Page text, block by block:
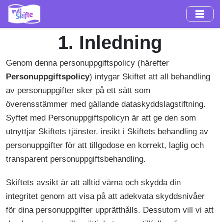
Hoppa
huvudinnehåll
1. Inledning
Genom denna personuppgiftspolicy (härefter
Personuppgiftspolicy) intygar Skiftet att all behandling
av personuppgifter sker på ett sätt som
överensstämmer med gällande dataskyddslagstiftning.
Syftet med Personuppgiftspolicyn är att ge den som
utnyttjar Skiftets tjänster, insikt i Skiftets behandling av
personuppgifter för att tillgodose en korrekt, laglig och
transparent personuppgiftsbehandling.
Skiftets avsikt är att alltid värna och skydda din
integritet genom att visa på att adekvata skyddsnivåer
för dina personuppgifter upprätthålls. Dessutom vill vi att